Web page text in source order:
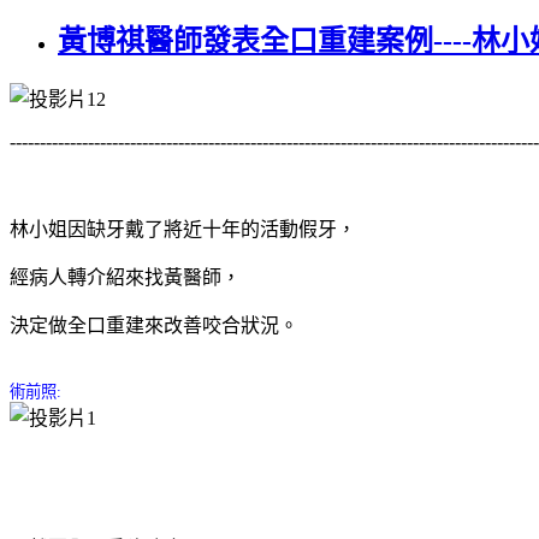
黃博祺醫師發表全口重建案例----林小
林小姐因缺牙戴了將近十年的活動假牙，
經病人轉介紹來找黃醫師，
決定做全口重建來改善咬合狀況。
術前照: